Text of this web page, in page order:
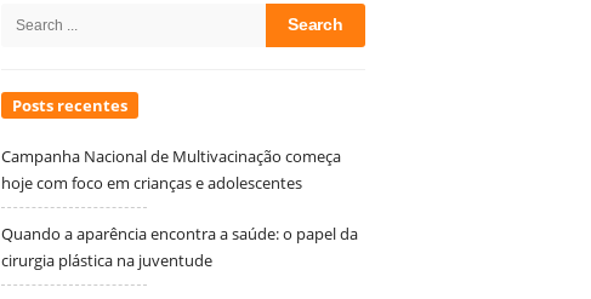
Sidebar
Search
Posts recentes
Campanha Nacional de Multivacinação começa
hoje com foco em crianças e adolescentes
Quando a aparência encontra a saúde: o papel da
cirurgia plástica na juventude